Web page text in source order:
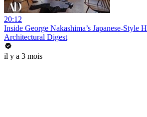
20:12
Inside George Nakashima’s Japanese-Style
Architectural Digest
il y a 3 mois